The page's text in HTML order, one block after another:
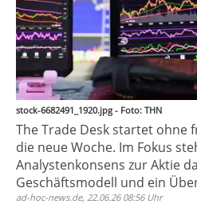
stock-6682491_1920.jpg - Foto: THN
The Trade Desk startet ohne
die neue Woche. Im Fokus
Analystenkonsens zur Aktie
Geschäftsmodell und ein
ad-hoc-news.de, 22.06.26 08:56 Uhr